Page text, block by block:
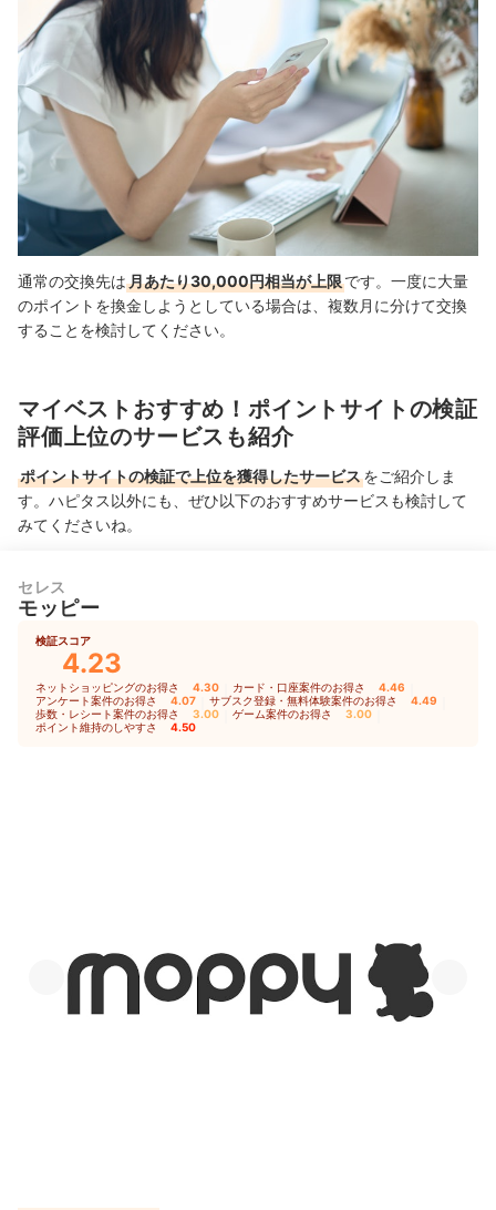
通常の交換先は月あたり30,000円相当が上限です。一度に大量
のポイントを換金しようとしている場合は、複数月に分けて交換
することを検討してください。
マイベストおすすめ！ポイントサイトの検証
評価上位のサービスも紹介
ポイントサイトの検証で上位を獲得したサービスをご紹介しま
す。ハピタス以外にも、ぜひ以下のおすすめサービスも検討して
みてくださいね。
セレス
モッピー
検証スコア
4.23
ネットショッピングのお得さ 4.30 カード・口座案件のお得さ 4.46
アンケート案件のお得さ 4.07 サブスク登録・無料体験案件のお得さ 4.49
歩数・レシート案件のお得さ 3.00 ゲーム案件のお得さ 3.00
ポイント維持のしやすさ 4.50